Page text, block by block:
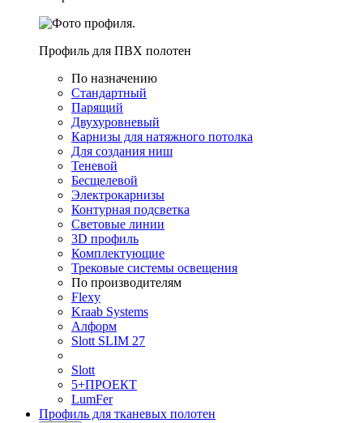
Профиль для ПВХ полотен
По назначению
Стандартный
Парящий
Двухуровневый
Карнизы для натяжного потолка
Для создания ниш
Теневой
Бесщелевой
Электрокарнизы
Контурная подсветка
Световые линии
3D профиль
Комплектующие
Трековые системы освещения
По производителям
Flexy
Kraab Systems
Алформ
Slott SLIM 27
Slott
5+ПРОЕКТ
LumFer
Профиль для тканевых полотен